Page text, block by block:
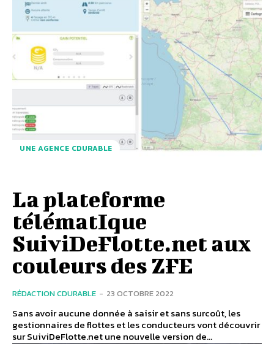
UNE AGENCE CDURABLE
La plateforme
télématIque
SuiviDeFlotte.net aux
couleurs des ZFE
RÉDACTION CDURABLE - 23 OCTOBRE 2022
Sans avoir aucune donnée à saisir et sans surcoût, les
gestionnaires de flottes et les conducteurs vont découvrir
sur SuiviDeFlotte.net une nouvelle version de...